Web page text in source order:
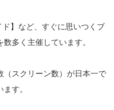
ド】など、すぐに思いつくブ
多く主催しています。
（スクリーン数）が日本一で
す。